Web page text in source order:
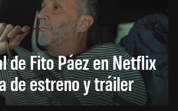
de Fito Páez en Netflix
de estreno y tráiler